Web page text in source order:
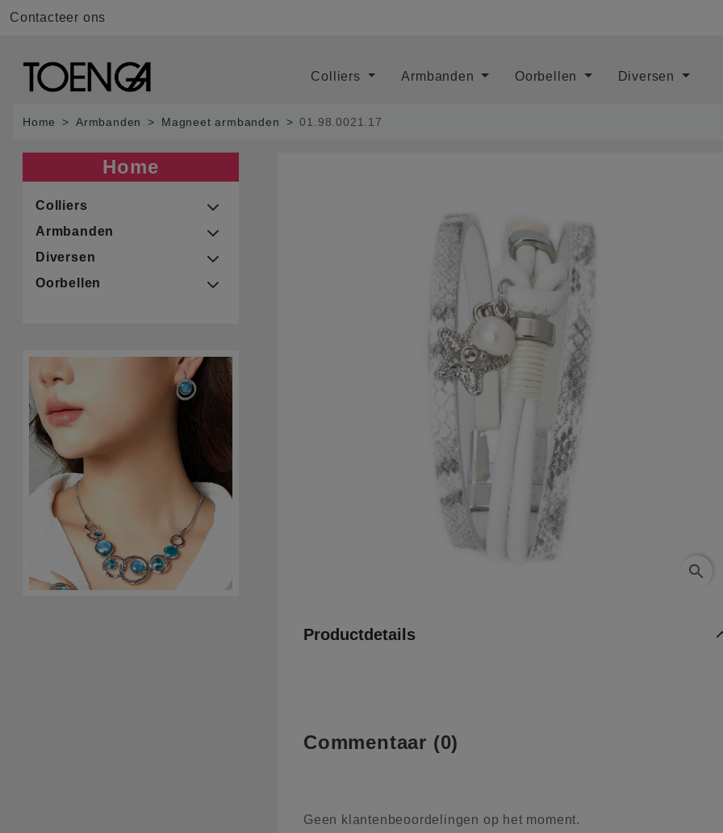
Contacteer ons
Colliers Armbanden Oorbellen Diversen
Home Armbanden Magneet armbanden 01.98.0021.17
Home
Colliers
Armbanden
Diversen
Oorbellen
search
Productdetails
Commentaar (0)
Geen klantenbeoordelingen op het moment.